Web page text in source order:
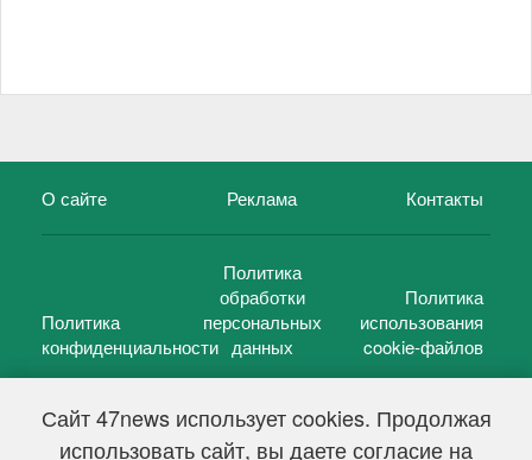
Сайт 47news использует cookies. Продолжая
использовать сайт, вы даете согласие на
О сайте Реклама Контакты
Политика
конфиденциальности
Политика
обработки
персональных
данных
Политика
использования
cookie-файлов